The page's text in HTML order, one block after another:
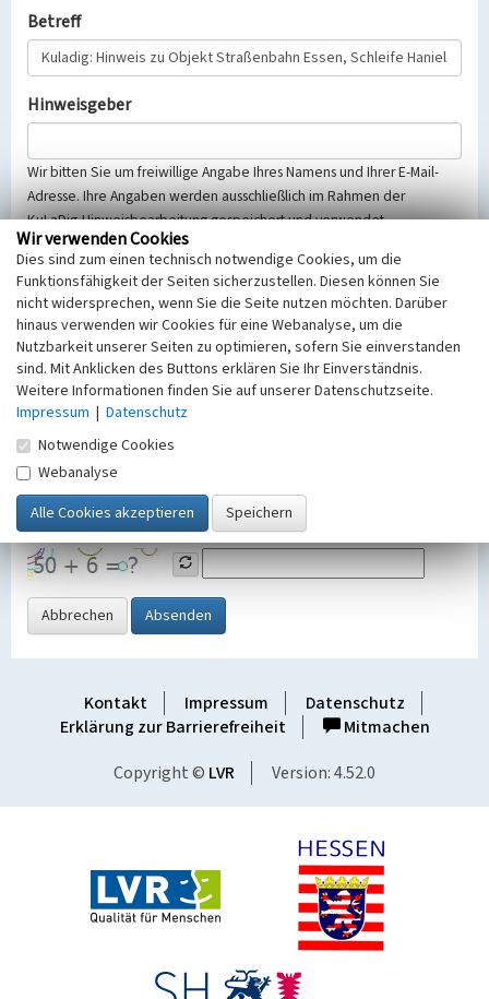
Betreff
Hinweisgeber
Wir bitten Sie um freiwillige Angabe Ihres Namens und Ihrer E-Mail-
Adresse. Ihre Angaben werden ausschließlich im Rahmen der
KuLaDig-Hinweisbearbeitung gespeichert und verwendet.
Selbstverständlich werden diese entsprechend der Vorschriften des
Telemediengesetzes, des Datenschutzgesetzes NRW und der seit
dem 25.05.2018 gültigen Europäischen Datenschutzgrundverordnung
(EU-DSGVO) vertraulich behandelt, beachten Sie bitte unsere
Hinweise zumDatenschutz
Nachricht
SicherheitsabfrageTragen Sie unten das Rechenergebnis aus der
Grafik ein
Abbrechen Absenden
Kontakt Impressum
Datenschutz
Erklärung zur Barrierefreiheit
Mitmachen
Copyright © LVR Version: 4.52.0
Wir verwenden Cookies
Dies sind zum einen technisch notwendige Cookies, um die
Funktionsfähigkeit der Seiten sicherzustellen. Diesen können Sie
nicht widersprechen, wenn Sie die Seite nutzen möchten. Darüber
hinaus verwenden wir Cookies für eine Webanalyse, um die
Nutzbarkeit unserer Seiten zu optimieren, sofern Sie einverstanden
sind. Mit Anklicken des Buttons erklären Sie Ihr Einverständnis.
Weitere Informationen finden Sie auf unserer Datenschutzseite.
Impressum | Datenschutz
Notwendige Cookies
Webanalyse